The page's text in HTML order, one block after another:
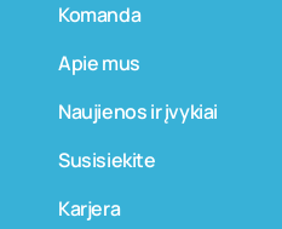
Komanda
Apie mus
Naujienos ir įvykiai
Susisiekite
Karjera